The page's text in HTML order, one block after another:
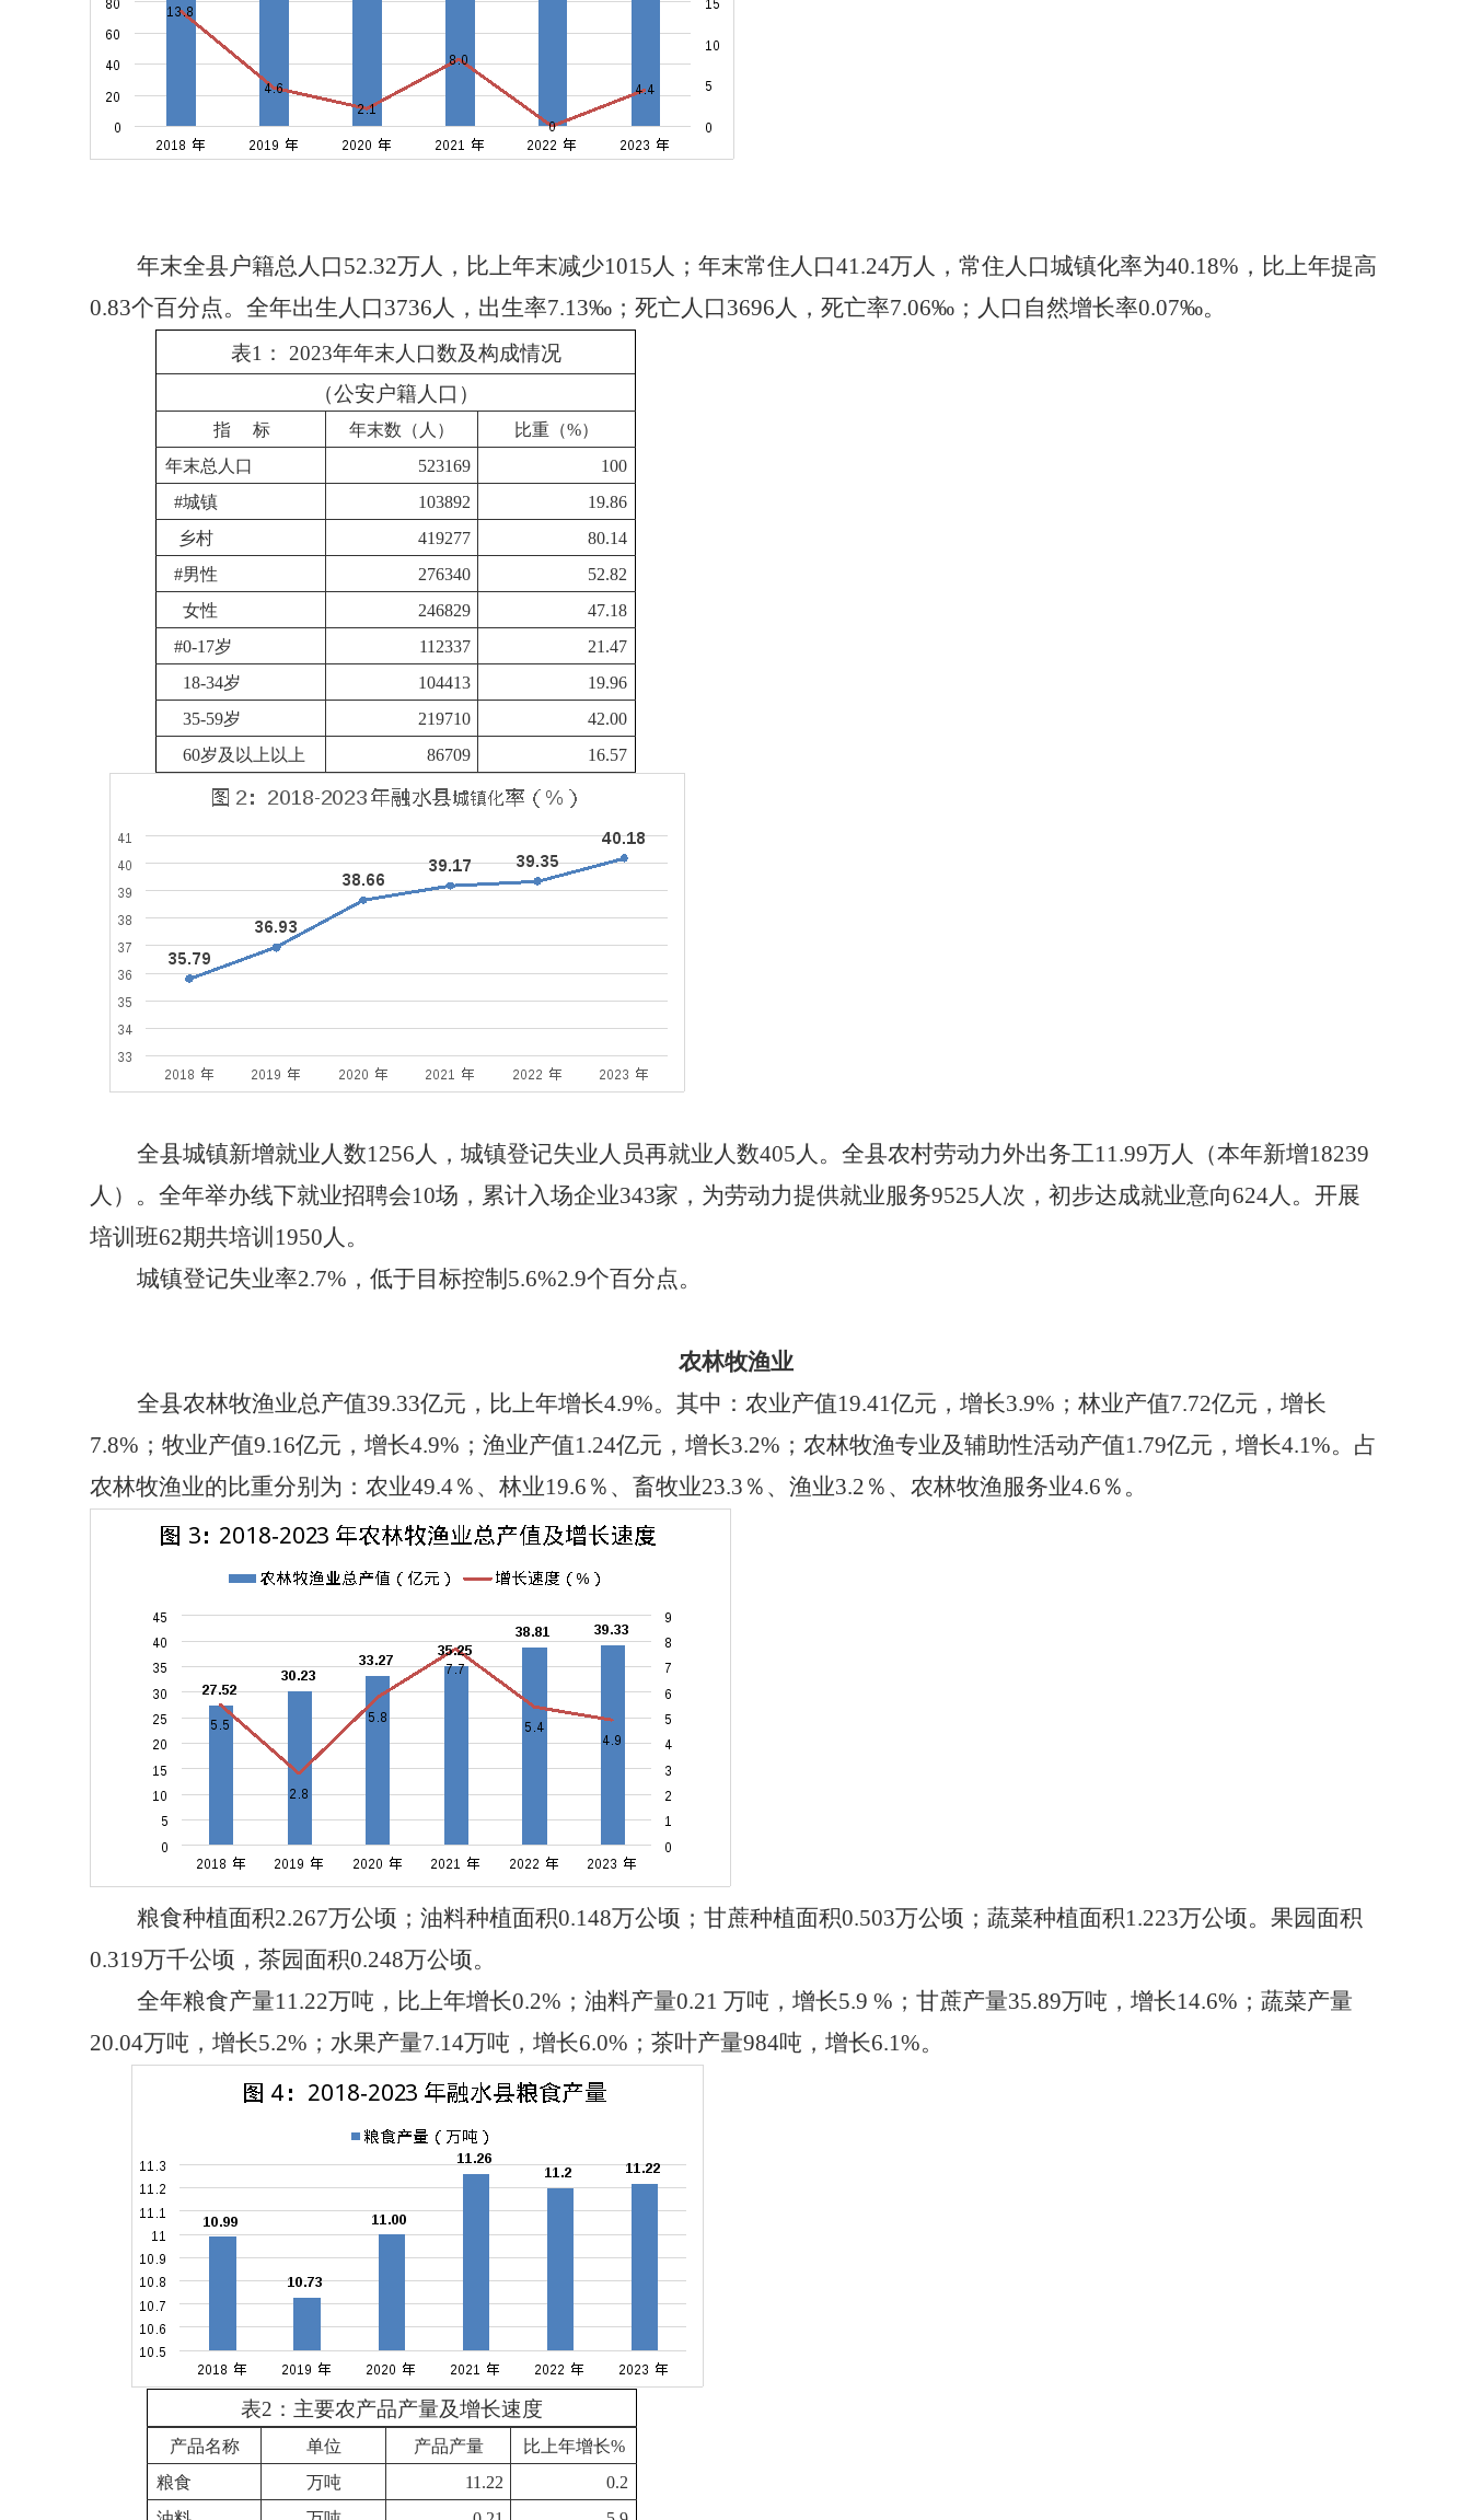
年末全县户籍总人口52.32万人，比上年末减少1015人；年末常住人口41.24万人，常住人口城镇化率为40.18%，比上年提高
0.83个百分点。全年出生人口3736人，出生率7.13‰；死亡人口3696人，死亡率7.06‰ ； 人口自然增长率0.07‰。
表1： 2023年年末人口数及构成情况
（公安户籍人口）
指 标 年末数（人）
比重（%）
年末总人口
523169
100
#城镇
103892
19.86
乡村
419277
80.14
#男性
276340
52.82
女性
246829
47.18
#0-17岁
112337
21.47
18-34岁
104413
19.96
35-59岁
219710
42.00
60岁及以上以上
86709 16.57
全县城镇新增就业人数1256人，城镇登记失业人员再就业人数405人。全县农村劳动力外出务工11.99万人（本年新增18239
人）。全年举办线下就业招聘会10场，累计入场企业343家，为劳动力提供就业服务9525人次，初步达成就业意向624人。开展
培训班62期共培训1950人 。
城镇登记失业率2.7%，低于目标控制5.6%2.9个百分点。
农林牧渔业
全县农林牧渔业总产值39.33亿元，比上年增长4.9%。其中：农业产值19.41亿元，增长3.9%；林业产值7.72亿元，增长
7.8%；牧业产值9.16亿元，增长4.9%；渔业产值1.24亿元，增长3.2%；农林牧渔专业及辅助性活动产值1.79亿元，增长4.1%。 占
农林牧渔业的比重分别为：农业49.4％、林业19.6％、畜牧业23.3％、渔业3.2％、农林牧渔服务业4.6％。
粮食种植面积2.267万公顷；油料种植面积0.148万公顷 ；甘蔗种植面积0.503万公顷 ；蔬菜种植面积1.223万公顷。果园面积
0.319万千公顷，茶园面积0.248万公顷。
全年粮食产量11.22万吨，比上年增长0.2%；油料产量0.21 万吨，增长5.9 %；甘蔗产量35.89万吨，增长14.6%；蔬菜产量
20.04万吨，增长5.2%；水果产量7.14万吨，增长6.0%；茶叶产量984吨，增长6.1%。
表2：主要农产品产量及增长速度
产品名称 单位 产品产量
比上年增长%
粮食
万吨 11.22
0.2